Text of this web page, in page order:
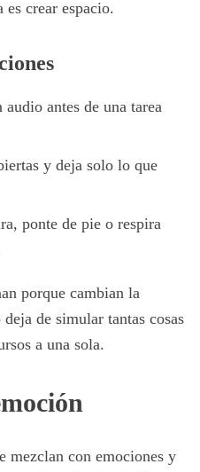
crear espacio.
antes de una tarea
y deja solo lo que
ponte de pie o respira
porque cambian la
de simular tantas cosas
a una sola.
mezclan con emociones y